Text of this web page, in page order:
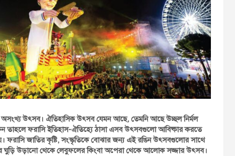
উৎসব। ঐতিহাসিক উৎসব যেমন আছে, তেমনি আছে উচ্ছল নির্মল
তাহলে ফরাসি ইতিহাস-ঐতিহ্যে ঠাসা এসব উৎসবগুলো আবিষ্কার করতে
জাতির কৃষ্টি, সংস্কৃতিকে বোঝার জন্য এই রঙিন উৎসবগুলোর সাথে
ঘুড়ি উড়ানো থেকে লেবুফলের কিংবা অপেরা থেকে আলোক সজ্জার উৎসব।